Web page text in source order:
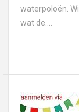
waterpoloën.
wat de....